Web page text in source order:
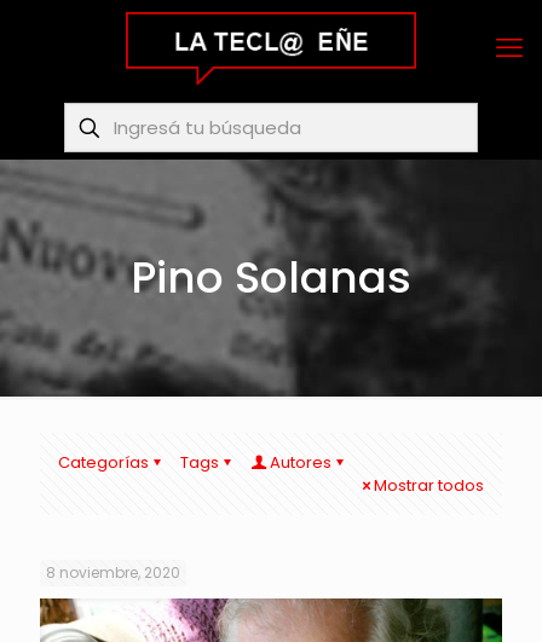
Pino Solanas
Categorías Tags
Autores
Mostrar todos
8 noviembre, 2020